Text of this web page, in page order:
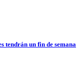
tendrán un fin de semana